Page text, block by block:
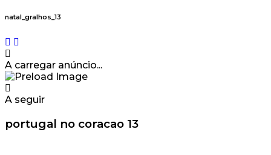
natal_gralhos_13
A carregar anúncio...
A seguir
portugal no coracao 13